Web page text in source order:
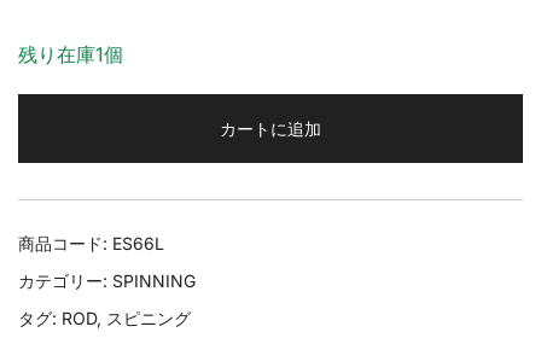
残り在庫1個
カートに追加
商品コード: ES66L
カテゴリー: SPINNING
タグ: ROD, スピニング